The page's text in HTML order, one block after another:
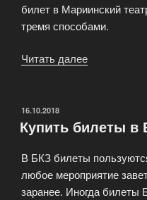
билет в Мариинский
тремя способами.
Читать далее
ОПУБЛИКОВАНО
16.10.2018
Купить билеты в
В БКЗ билеты
любое мероприятие
заранее. Иногда билеты